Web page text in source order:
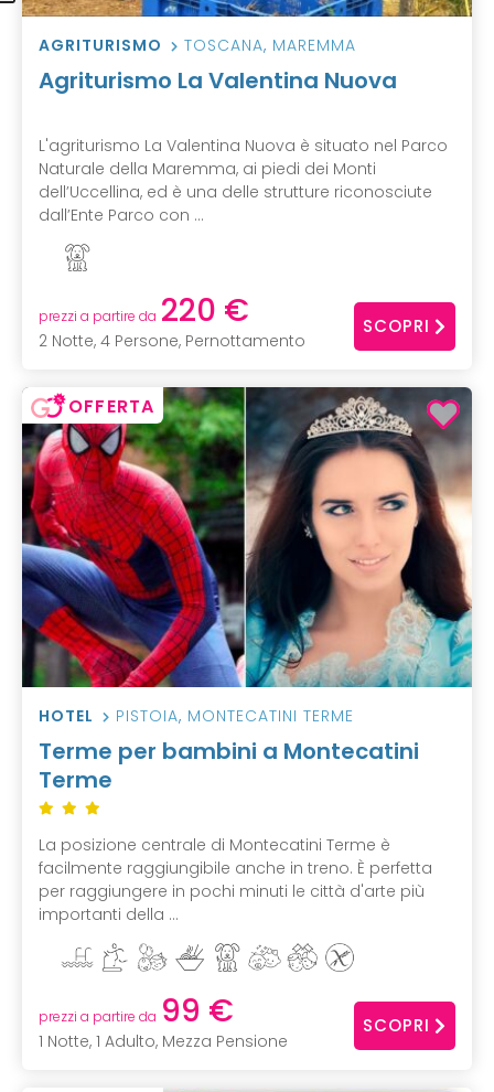
AGRITURISMO TOSCANA, MAREMMA
Agriturismo La Valentina Nuova
L'agriturismo La Valentina Nuova è situato nel Parco
Naturale della Maremma, ai piedi dei Monti
dell’Uccellina, ed è una delle strutture riconosciute
dall’Ente Parco con ...
prezzi a partire da 220 €
2 Notte, 4 Persone, Pernottamento
SCOPRI
OFFERTA
HOTEL PISTOIA, MONTECATINI TERME
Terme per bambini a Montecatini
Terme
La posizione centrale di Montecatini Terme è
facilmente raggiungibile anche in treno. È perfetta
per raggiungere in pochi minuti le città d'arte più
importanti della ...
prezzi a partire da 99 €
1 Notte, 1 Adulto, Mezza Pensione
SCOPRI